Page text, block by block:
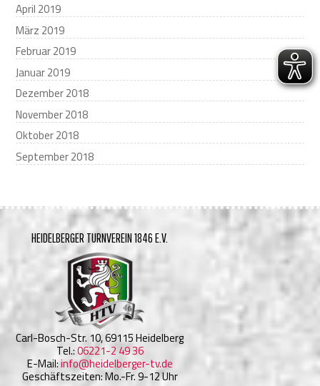
April 2019
März 2019
Februar 2019
Januar 2019
Dezember 2018
November 2018
Oktober 2018
September 2018
HEIDELBERGER TURNVEREIN 1846 E.V.
Carl-Bosch-Str. 10, 69115 Heidelberg
Tel.:06221-2 49 36
E-Mail:info@heidelberger-tv.de
Geschäftszeiten: Mo.-Fr. 9-12 Uhr